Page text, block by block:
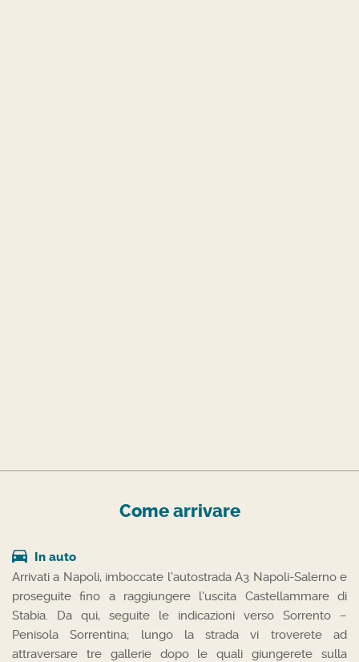
Come arrivare
In auto
Arrivati a Napoli, imboccate l’autostrada A3 Napoli-Salerno e
proseguite fino a raggiungere l’uscita Castellammare di
Stabia. Da qui, seguite le indicazioni verso Sorrento –
Penisola Sorrentina; lungo la strada vi troverete ad
attraversare tre gallerie dopo le quali giungerete sulla